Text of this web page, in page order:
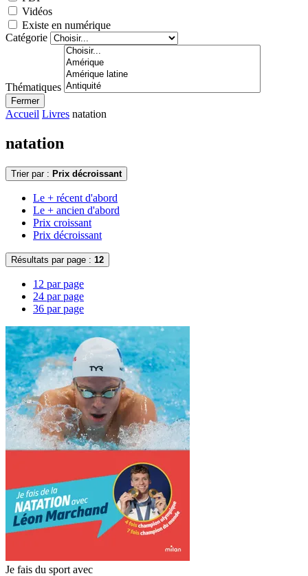
Vidéos
Existe en numérique
Catégorie
Thématiques
Fermer
Accueil Livres natation
natation
Trier par : Prix décroissant
Le + récent d'abord
Le + ancien d'abord
Prix croissant
Prix décroissant
Résultats par page : 12
12 par page
24 par page
36 par page
Je fais du sport avec